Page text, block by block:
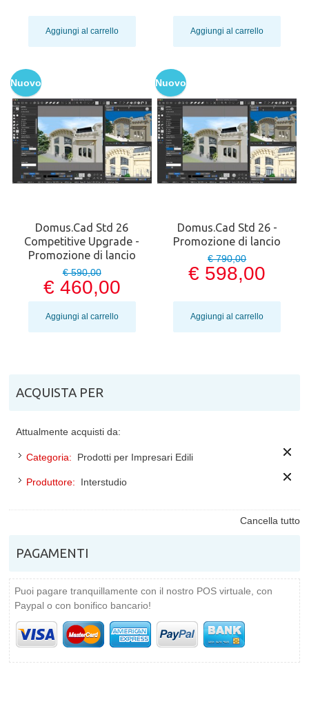
Aggiungi al carrello Aggiungi al carrello
Nuovo
Domus.Cad Std 26
Competitive Upgrade -
Promozione di lancio
€ 590,00
€ 460,00
Aggiungi al carrello
Nuovo
Domus.Cad Std 26 -
Promozione di lancio
€ 790,00
€ 598,00
Aggiungi al carrello
ACQUISTA PER
Attualmente acquisti da:
Categoria: Prodotti per Impresari Edili
Produttore: Interstudio
Cancella tutto
PAGAMENTI
Puoi pagare tranquillamente con il nostro POS virtuale, con
Paypal o con bonifico bancario!